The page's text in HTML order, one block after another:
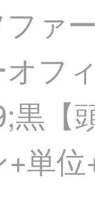
ァ
フ
黒【
単